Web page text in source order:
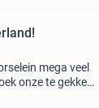
mega veel
onze te gekke